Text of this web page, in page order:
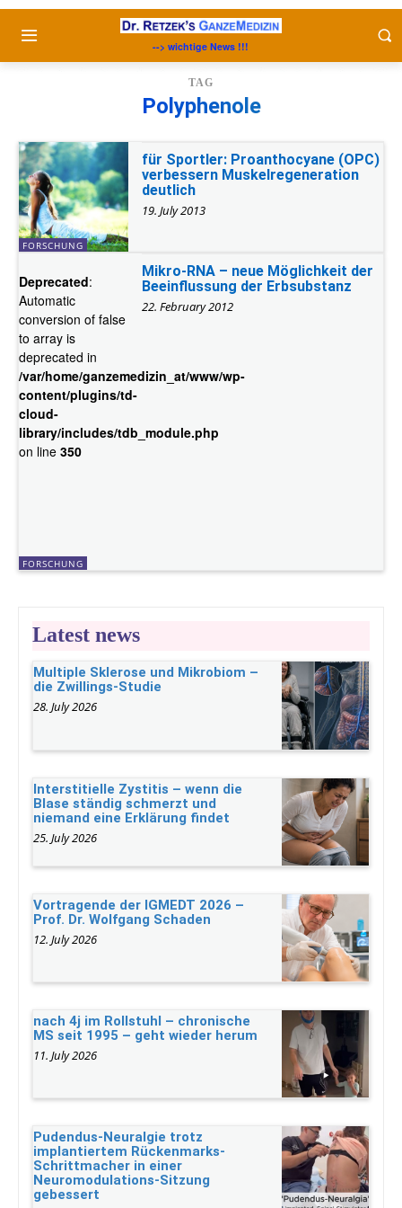
--> wichtige News !!!
TAG
Polyphenole
FORSCHUNG
für Sportler: Proanthocyane (OPC)
verbessern Muskelregeneration
deutlich
19. July 2013
FORSCHUNG
Deprecated:
Automatic
conversion of false
to array is
deprecated in
/var/home/ganzemedizin_at/www/wp-
content/plugins/td-
cloud-
library/includes/tdb_module.php
on line 350
Mikro-RNA – neue Möglichkeit der
Beeinflussung der Erbsubstanz
22. February 2012
Latest news
Multiple Sklerose und Mikrobiom –
die Zwillings-Studie
28. July 2026
Interstitielle Zystitis – wenn die
Blase ständig schmerzt und
niemand eine Erklärung findet
25. July 2026
Vortragende der IGMEDT 2026 –
Prof. Dr. Wolfgang Schaden
12. July 2026
nach 4j im Rollstuhl – chronische
MS seit 1995 – geht wieder herum
11. July 2026
Pudendus-Neuralgie trotz
implantiertem Rückenmarks-
Schrittmacher in einer
Neuromodulations-Sitzung
gebessert